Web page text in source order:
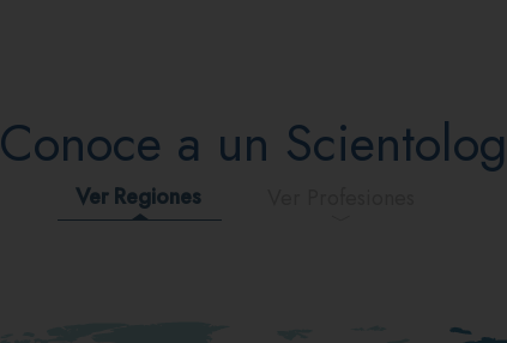
Conoce a un
Ver Regiones